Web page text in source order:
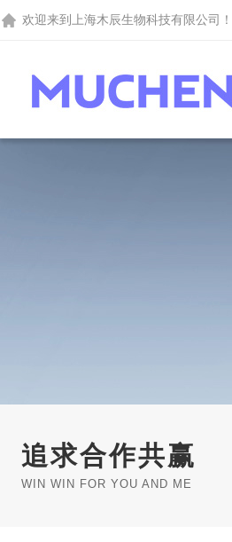
欢迎来到 上海木辰生物科技有限公司 ！
追求合作共赢
WIN WIN FOR YOU AND ME